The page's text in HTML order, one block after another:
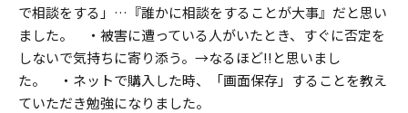
で相談をする」…『誰かに相談をすることが大事』だと思い
ました。 ・被害に遭っている人がいたとき、すぐに否定を
しないで気持ちに寄り添う。→なるほど!!と思いまし
た。 ・ネットで購入した時、「画面保存」することを教え
ていただき勉強になりました。